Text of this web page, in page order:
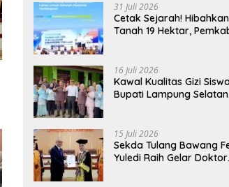
31 Juli 2026
Cetak Sejarah! Hibahkan
Tanah 19 Hektar,
Terintegrasi Pertama di
Lampung
16 Juli 2026
Kawal Kualitas Gizi
Bupati Lampung Selatan
Bergizi Gratis di Natar
15 Juli 2026
Sekda Tulang Bawang
Yuledi Raih Gelar Doktor